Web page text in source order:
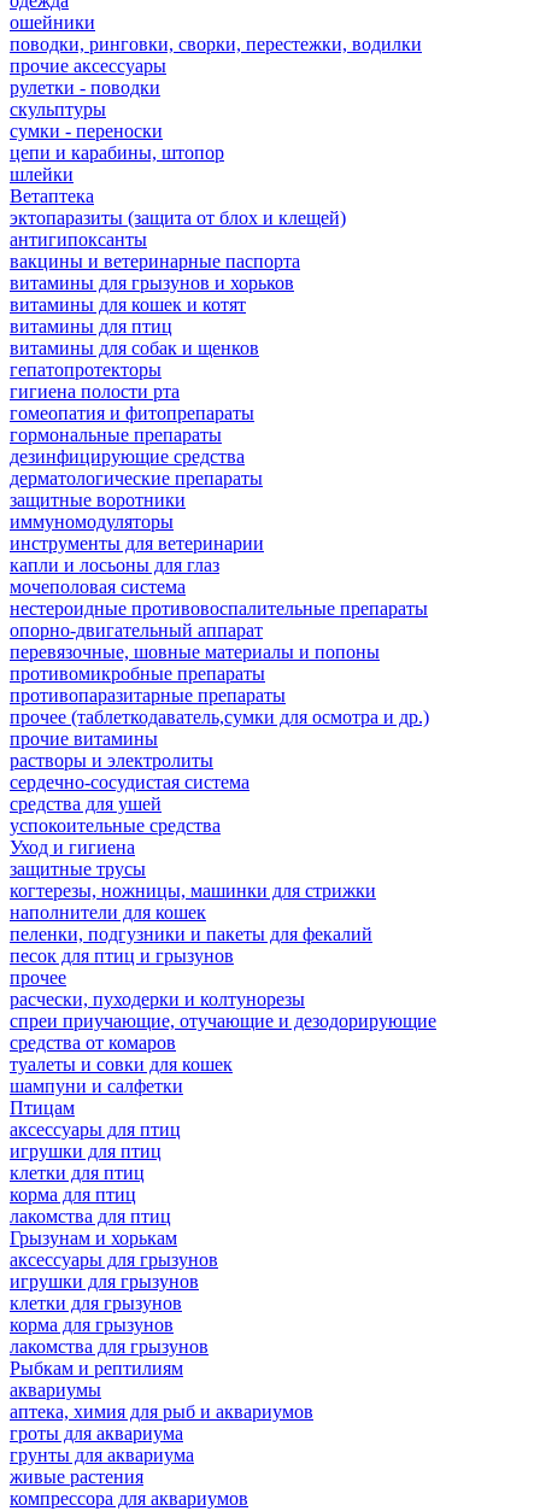
ошейники
поводки, ринговки, сворки, перестежки, водилки
прочие аксессуары
рулетки - поводки
скульптуры
сумки - переноски
цепи и карабины, штопор
шлейки
Ветаптека
эктопаразиты (защита от блох и клещей)
антигипоксанты
вакцины и ветеринарные паспорта
витамины для грызунов и хорьков
витамины для кошек и котят
витамины для птиц
витамины для собак и щенков
гепатопротекторы
гигиена полости рта
гомеопатия и фитопрепараты
гормональные препараты
дезинфицирующие средства
дерматологические препараты
защитные воротники
иммуномодуляторы
инструменты для ветеринарии
капли и лосьоны для глаз
мочеполовая система
нестероидные противовоспалительные препараты
опорно-двигательный аппарат
перевязочные, шовные материалы и попоны
противомикробные препараты
противопаразитарные препараты
прочее (таблеткодаватель,сумки для осмотра и др.)
прочие витамины
растворы и электролиты
сердечно-сосудистая система
средства для ушей
успокоительные средства
Уход и гигиена
защитные трусы
когтерезы, ножницы, машинки для стрижки
наполнители для кошек
пеленки, подгузники и пакеты для фекалий
песок для птиц и грызунов
прочее
расчески, пуходерки и колтунорезы
спреи приучающие, отучающие и дезодорирующие
средства от комаров
туалеты и совки для кошек
шампуни и салфетки
Птицам
аксессуары для птиц
игрушки для птиц
клетки для птиц
корма для птиц
лакомства для птиц
Грызунам и хорькам
аксессуары для грызунов
игрушки для грызунов
клетки для грызунов
корма для грызунов
лакомства для грызунов
Рыбкам и рептилиям
аквариумы
аптека, химия для рыб и аквариумов
гроты для аквариума
грунты для аквариума
живые растения
компрессора для аквариумов